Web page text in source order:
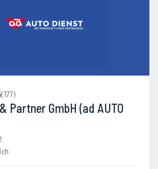
(177)
Partner GmbH (ad AUTO